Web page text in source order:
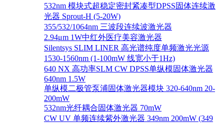
532nm 模块式超稳定密封紧凑型DPSS固体连续激
光器 Sprout-H (5-20W)
355/532/1064nm 三波段连续波激光器
2.94μm 1W中红外医疗美容激光器
Silentsys SLIM LINER 高光谱纯度单频激光光源
1530-1560nm (1-100mW 线宽小于1Hz)
640 NX 高功率SLM CW DPSS单纵模固体激光器
640nm 1.5W
单纵模二极管泵浦固体激光器模块 320-640nm 20-
200mW
532nm光纤耦合固体激光器 70mW
CW UV 单频连续紫外激光器 349nm 200mW (349